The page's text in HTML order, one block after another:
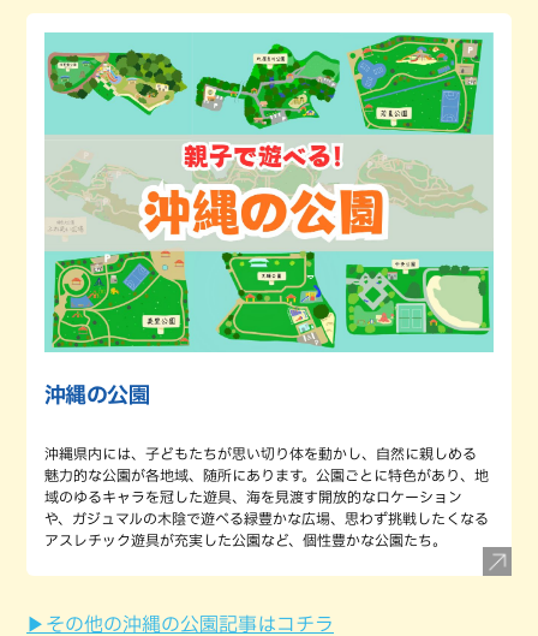
沖縄の公園
沖縄県内には、子どもたちが思い切り体を動かし、自然に親しめる
魅力的な公園が各地域、随所にあります。公園ごとに特色があり、地
域のゆるキャラを冠した遊具、海を見渡す開放的なロケーション
や、ガジュマルの木陰で遊べる緑豊かな広場、思わず挑戦したくなる
アスレチック遊具が充実した公園など、個性豊かな公園たち。
▶その他の沖縄の公園記事はコチラ